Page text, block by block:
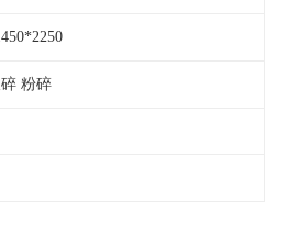
粉碎